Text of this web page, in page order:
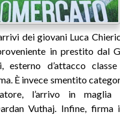
dei giovani Luca
in prestito dal
esterno d’attacco
È invece smentito
l’arrivo in maglia
Vuthaj. Infine,